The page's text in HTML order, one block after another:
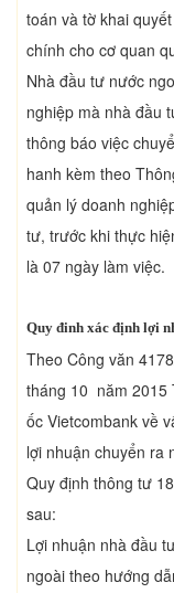
toán và tờ khai
chính cho cơ quan
Nhà đầu tư nước
nghiệp mà nhà đầu
thông báo việc
hanh kèm theo
quản lý doanh
tư, trước khi thực
là 07 ngày làm việc.
Quy đinh xác định lợi
Theo Công văn
tháng 10 năm 2015
ốc Vietcombank về
lợi nhuận chuyển ra
Quy định thông tư
sau:
Lợi nhuận nhà đầu
ngoài theo hướng